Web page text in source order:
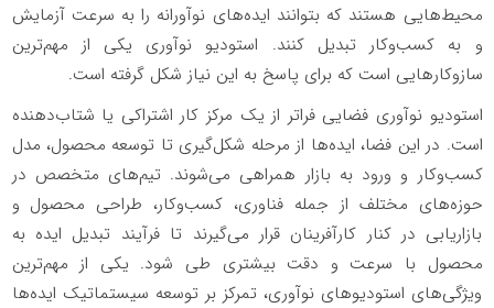
محیط‌هایی هستند که بتوانند ایده‌های نوآورانه را به سرعت آزمایش
و به کسب‌وکار تبدیل کنند. استودیو نوآوری یکی از مهم‌ترین
سازوکارهایی است که برای پاسخ به این نیاز شکل گرفته است.
استودیو نوآوری فضایی فراتر از یک مرکز کار اشتراکی یا شتاب‌دهنده
است. در این فضا، ایده‌ها از مرحله شکل‌گیری تا توسعه محصول، مدل
کسب‌وکار و ورود به بازار همراهی می‌شوند. تیم‌های متخصص در
حوزه‌های مختلف از جمله فناوری، کسب‌وکار، طراحی محصول و
بازاریابی در کنار کارآفرینان قرار می‌گیرند تا فرآیند تبدیل ایده به
محصول با سرعت و دقت بیشتری طی شود. یکی از مهم‌ترین
ویژگی‌های استودیوهای نوآوری، تمرکز بر توسعه سیستماتیک ایده‌ها